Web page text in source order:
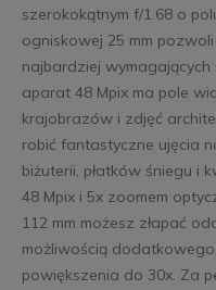
szerokokątnym f/1.68 o
ogniskowej 25 mm
najbardziej
aparat 48 Mpix ma pole
krajobrazów i zdjęć
robić fantastyczne ujęcia
biżuterii, płatków śniegu i
48 Mpix i 5x zoomem
112 mm możesz złapać
możliwością
powiększenia do 30x. Za